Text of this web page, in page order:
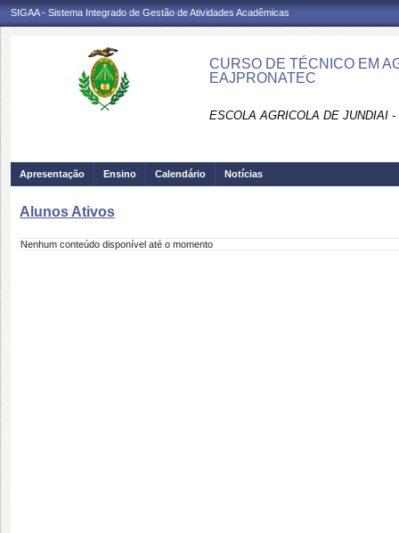
SIGAA - Sistema Integrado de Gestão de Atividades Acadêmicas
CURSO DE TÉCNICO EM
EAJPRONATEC
ESCOLA AGRICOLA DE JUNDIAI
Apresentação Ensino Calendário Notícias
Alunos Ativos
Nenhum conteúdo disponível até o momento